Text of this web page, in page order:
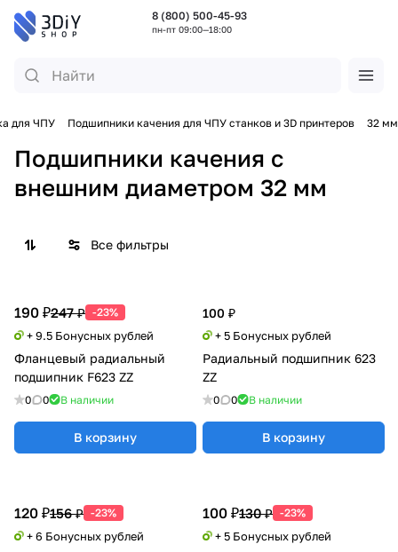
8 (800) 500-45-93
пн-пт 09:00—18:00
для ЧПУ Подшипники качения для ЧПУ станков и 3D принтеров 32 мм
Подшипники качения с
внешним диаметром 32 мм
Все фильтры
190 ₽247 ₽ -23%
+ 9.5 Бонусных рублей
Фланцевый радиальный
подшипник F623 ZZ
0 0 В наличии
В корзину
100 ₽
+ 5 Бонусных рублей
Радиальный подшипник 623
ZZ
0 0 В наличии
В корзину
120 ₽156 ₽ -23%
+ 6 Бонусных рублей
100 ₽130 ₽ -23%
+ 5 Бонусных рублей